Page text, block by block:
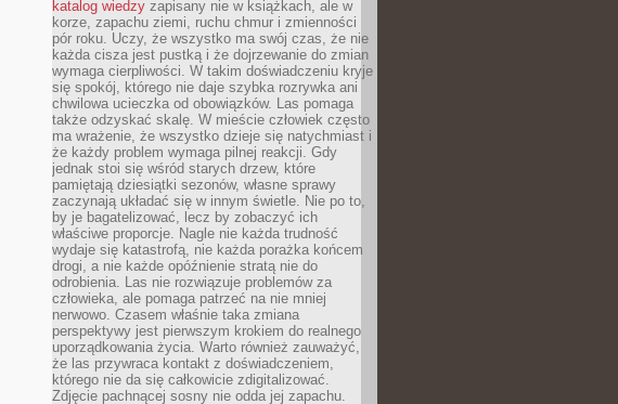
katalog wiedzy zapisany nie w książkach, ale w
korze, zapachu ziemi, ruchu chmur i zmienności
pór roku. Uczy, że wszystko ma swój czas, że nie
każda cisza jest pustką i że dojrzewanie do zmian
wymaga cierpliwości. W takim doświadczeniu kryje
się spokój, którego nie daje szybka rozrywka ani
chwilowa ucieczka od obowiązków. Las pomaga
także odzyskać skalę. W mieście człowiek często
ma wrażenie, że wszystko dzieje się natychmiast i
że każdy problem wymaga pilnej reakcji. Gdy
jednak stoi się wśród starych drzew, które
pamiętają dziesiątki sezonów, własne sprawy
zaczynają układać się w innym świetle. Nie po to,
by je bagatelizować, lecz by zobaczyć ich
właściwe proporcje. Nagle nie każda trudność
wydaje się katastrofą, nie każda porażka końcem
drogi, a nie każde opóźnienie stratą nie do
odrobienia. Las nie rozwiązuje problemów za
człowieka, ale pomaga patrzeć na nie mniej
nerwowo. Czasem właśnie taka zmiana
perspektywy jest pierwszym krokiem do realnego
uporządkowania życia. Warto również zauważyć,
że las przywraca kontakt z doświadczeniem,
którego nie da się całkowicie zdigitalizować.
Zdjęcie pachnącej sosny nie odda jej zapachu.